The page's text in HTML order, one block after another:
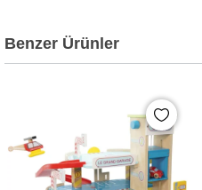
Benzer Ürünler